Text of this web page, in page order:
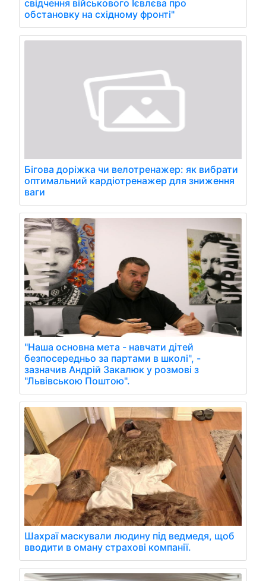
свідчення військового Ієвлєва про
обстановку на східному фронті"
Бігова доріжка чи велотренажер: як вибрати
оптимальний кардіотренажер для зниження
ваги
"Наша основна мета - навчати дітей
безпосередньо за партами в школі", -
зазначив Андрій Закалюк у розмові з
"Львівською Поштою".
Шахраї маскували людину під ведмедя, щоб
вводити в оману страхові компанії.